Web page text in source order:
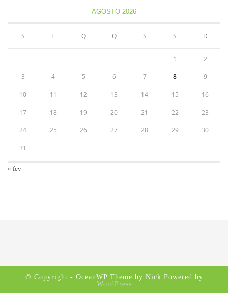
AGOSTO 2026
S T Q Q S S D
1 2
3 4 5 6 7 8 9
10 11 12 13 14 15 16
17 18 19 20 21 22 23
24 25 26 27 28 29 30
31
« fev
© Copyright - OceanWP Theme by Nick Powered by
WordPress